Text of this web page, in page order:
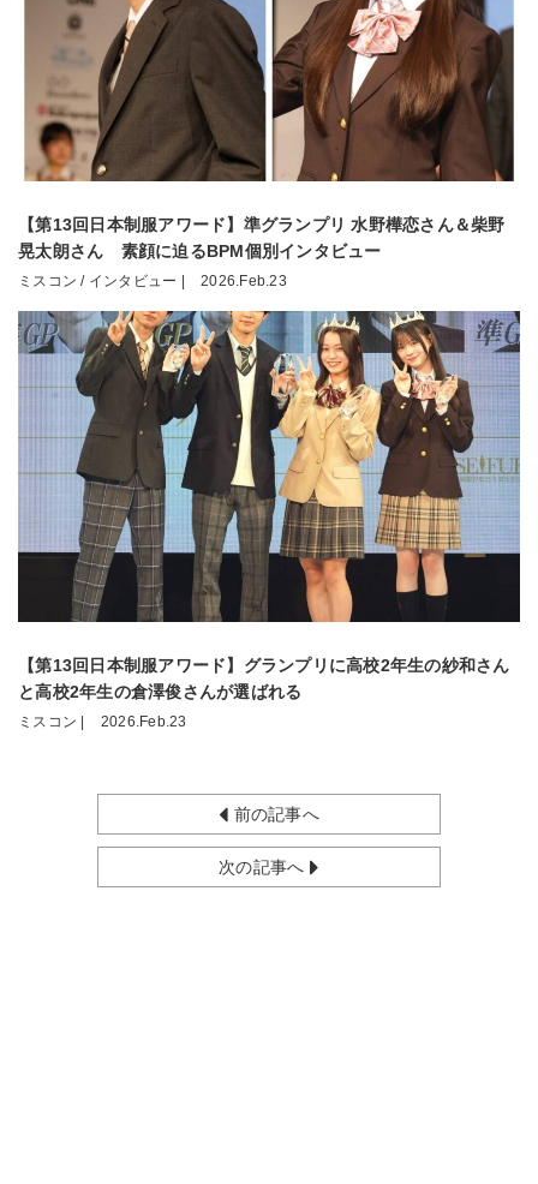
【第13回日本制服アワード】準グランプリ 水野樺恋さん＆柴野
晃太朗さん 素顔に迫るBPM個別インタビュー
ミスコン / インタビュー | 2026.Feb.23
【第13回日本制服アワード】グランプリに高校2年生の紗和さん
と高校2年生の倉澤俊さんが選ばれる
ミスコン | 2026.Feb.23
前の記事へ
次の記事へ